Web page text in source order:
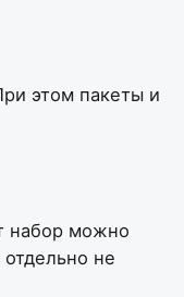
этом пакеты и
набор можно
не